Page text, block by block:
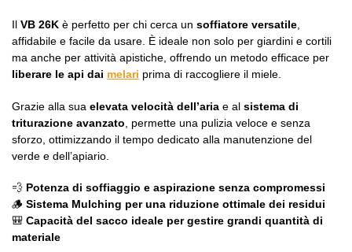
Il VB 26K è perfetto per chi cerca un soffiatore versatile,
affidabile e facile da usare. È ideale non solo per giardini e cortili
ma anche per attività apistiche, offrendo un metodo efficace per
liberare le api dai melari prima di raccogliere il miele.
Grazie alla sua elevata velocità dell’aria e al sistema di
triturazione avanzato , permette una pulizia veloce e senza
sforzo, ottimizzando il tempo dedicato alla manutenzione del
verde e dell’apiario.
💨 Potenza di soffiaggio e aspirazione senza compromessi
🪵 Sistema Mulching per una riduzione ottimale dei residui
🎒 Capacità del sacco ideale per gestire grandi quantità di
materiale